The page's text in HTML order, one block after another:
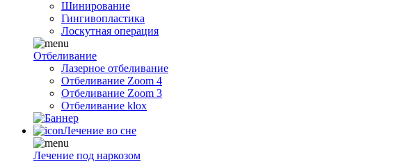
Шинирование
Гингивопластика
Лоскутная операция
Отбеливание
Лазерное отбеливание
Отбеливание Zoom 4
Отбеливание Zoom 3
Отбеливание klox
Лечение во сне
Лечение под наркозом